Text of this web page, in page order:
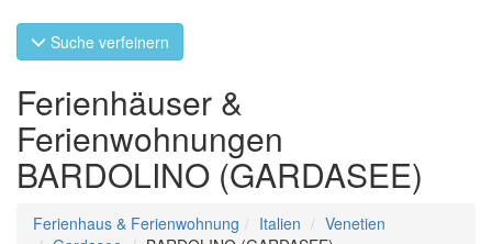
Suche verfeinern
Ferienhäuser &
Ferienwohnungen
BARDOLINO (GARDASEE)
Ferienhaus & Ferienwohnung Italien
Venetien